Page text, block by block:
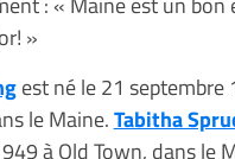
»
est né le 21 septembre
le Maine.Tabitha
à Old Town, dans le